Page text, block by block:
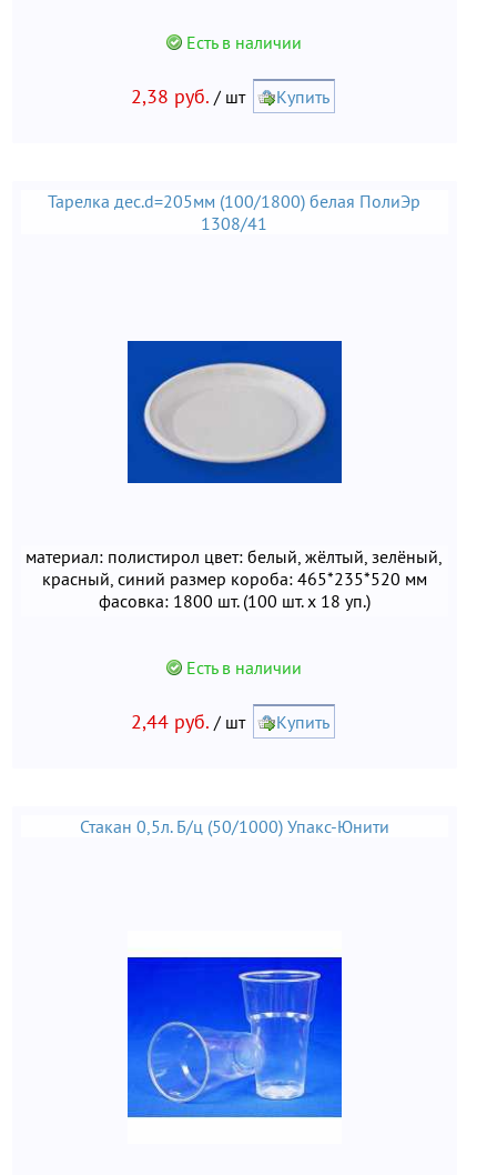
Есть в наличии
2,38 руб. / шт Купить
Тарелка дес.d=205мм (100/1800) белая ПолиЭр
1308/41
материал: полистирол цвет: белый, жёлтый, зелёный,
красный, синий размер короба: 465*235*520 мм
фасовка: 1800 шт. (100 шт. х 18 уп.)
Есть в наличии
2,44 руб. / шт Купить
Стакан 0,5л. Б/ц (50/1000) Упакс-Юнити